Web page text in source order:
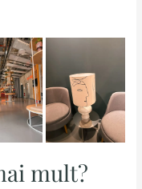
mult?